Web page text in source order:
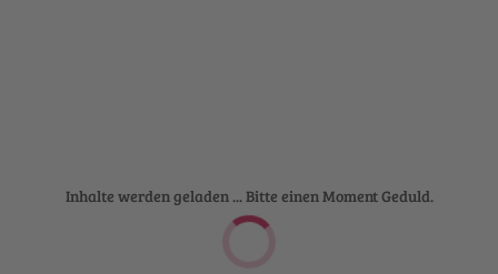
Inhalte werden geladen ... Bitte einen Moment Geduld.